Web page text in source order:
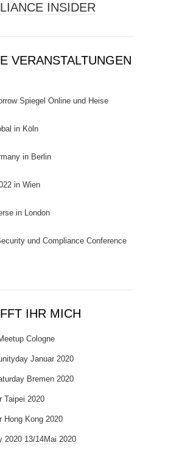
INSIDER
VERANSTALTUNGEN
Spiegel Online und Heise
in Köln
in Berlin
in Wien
in London
und Compliance Conference
IHR MICH
Cologne
Januar 2020
Bremen 2020
Taipei 2020
Hong Kong 2020
2020 13/14Mai 2020